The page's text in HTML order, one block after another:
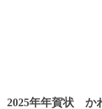
2025年年賀状 か